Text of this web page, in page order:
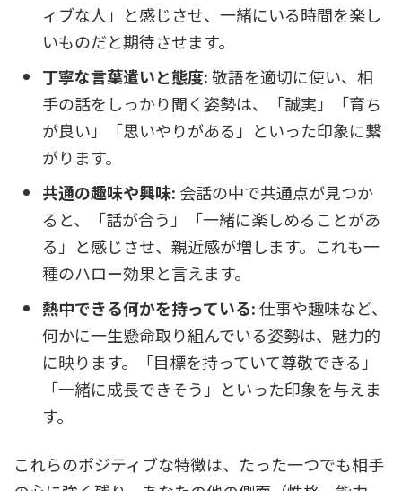
ィブな人」と感じさせ、一緒にいる時間を楽し
いものだと期待させます。
丁寧な言葉遣いと態度:敬語を適切に使い、相
手の話をしっかり聞く姿勢は、「誠実」「育ち
が良い」「思いやりがある」といった印象に繋
がります。
共通の趣味や興味: 会話の中で共通点が見つか
ると、「話が合う」「一緒に楽しめることがあ
る」と感じさせ、親近感が増します。これも一
種のハロー効果と言えます。
熱中できる何かを持っている:仕事や趣味など、
何かに一生懸命取り組んでいる姿勢は、魅力的
に映ります。「目標を持っていて尊敬できる」
「一緒に成長できそう」といった印象を与えま
す。
これらのポジティブな特徴は、たった一つでも相手